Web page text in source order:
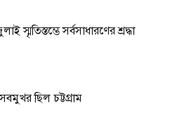
স্মৃতিস্তম্ভে সর্বসাধারণের শ্রদ্ধা
ছিল চট্টগ্রাম